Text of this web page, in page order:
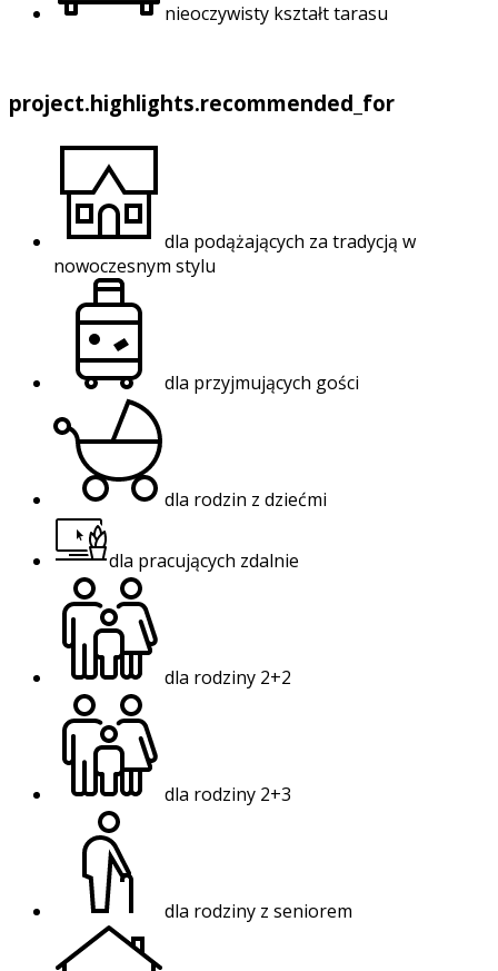
nieoczywisty kształt tarasu
project.highlights.recommended_for
dla podążających za tradycją w
nowoczesnym stylu
dla przyjmujących gości
dla rodzin z dziećmi
dla pracujących zdalnie
dla rodziny 2+2
dla rodziny 2+3
dla rodziny z seniorem